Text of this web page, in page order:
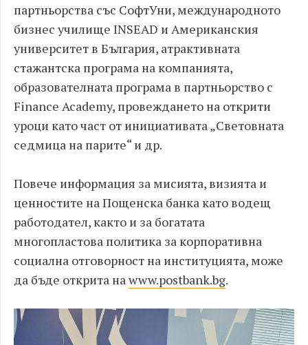
партньорства със СофтУни, международното
бизнес училище INSEAD и Американския
университет в България, атрактивната
стажантска програма на компанията,
образователната програма в партньорство с
Finance Academy, провеждането на открити
уроци като част от инициативата „Световната
седмица на парите“ и др.
Повече информация за мисията, визията и
ценностите на Пощенска банка като водещ
работодател, както и за богатата
многопластова политика за корпоративна
социална отговорност на институцията, може
да бъде открита на www.postbank.bg.